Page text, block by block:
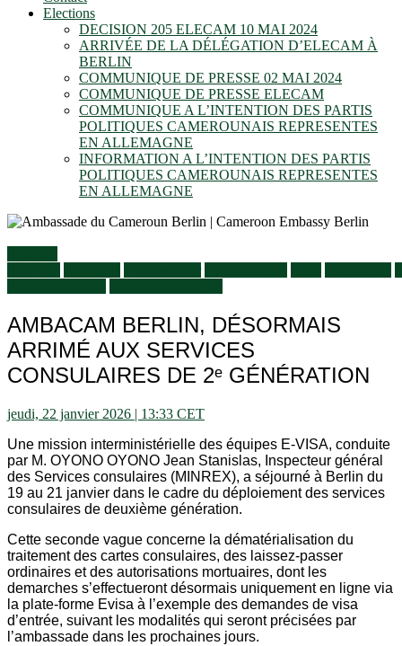
Elections
DECISION 205 ELECAM 10 MAI 2024
ARRIVÉE DE LA DÉLÉGATION D’ELECAM À
BERLIN
COMMUNIQUE DE PRESSE 02 MAI 2024
COMMUNIQUE DE PRESSE ELECAM
COMMUNIQUE A L’INTENTION DES PARTIS
POLITIQUES CAMEROUNAIS REPRESENTES
EN ALLEMAGNE
INFORMATION A L’INTENTION DES PARTIS
POLITIQUES CAMEROUNAIS REPRESENTES
EN ALLEMAGNE
AMBACAM BERLIN, DÉSORMAIS
ARRIMÉ AUX SERVICES
CONSULAIRES DE 2ᵉ GÉNÉRATION
jeudi, 22 janvier 2026 | 13:33 CET
Une mission interministérielle des équipes E-VISA, conduite
par M. OYONO OYONO Jean Stanislas, Inspecteur général
des Services consulaires (MINREX), a séjourné à Berlin du
19 au 21 janvier dans le cadre du déploiement des services
consulaires de deuxième génération.
Cette seconde vague concerne la dématérialisation du
traitement des cartes consulaires, des laissez-passer
ordinaires et des autorisations mortuaires, dont les
demarches s’effectueront désormais uniquement en ligne via
la plate-forme Evisa à l’exemple des demandes de visa
d’entrée, suivant les modalités qui seront précisées par
l’ambassade dans les prochaines jours.